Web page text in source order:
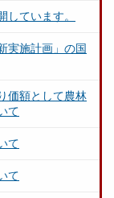
しています。
実施計画」の国
価額として農林
て
て
て